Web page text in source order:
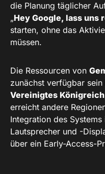
die Planung täglicher
„Hey Google, lass uns
starten, ohne das
müssen.
Die Ressourcen von
zunächst verfügbar sein
Vereinigtes
erreicht andere
Integration des
Lautsprecher und -
über ein Early-Access-